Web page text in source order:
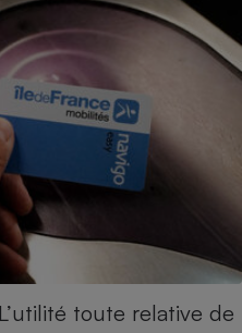
toute relative de